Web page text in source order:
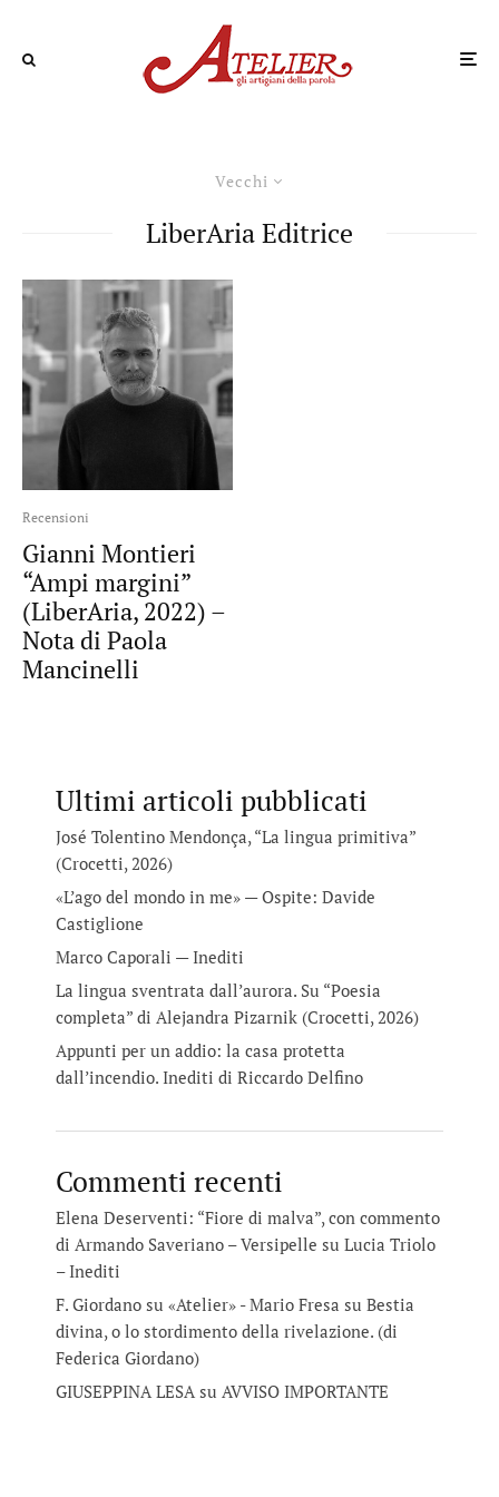
Vecchi
LiberAria Editrice
Recensioni
Gianni Montieri
“Ampi margini”
(LiberAria, 2022) –
Nota di Paola
Mancinelli
Ultimi articoli pubblicati
José Tolentino Mendonça, “La lingua primitiva”
(Crocetti, 2026)
«L’ago del mondo in me» — Ospite: Davide
Castiglione
Marco Caporali — Inediti
La lingua sventrata dall’aurora. Su “Poesia
completa” di Alejandra Pizarnik (Crocetti, 2026)
Appunti per un addio: la casa protetta
dall’incendio. Inediti di Riccardo Delfino
Commenti recenti
Elena Deserventi: “Fiore di malva”, con commento
di Armando Saveriano – Versipelle su Lucia Triolo
– Inediti
F. Giordano su «Atelier» - Mario Fresa su Bestia
divina, o lo stordimento della rivelazione. (di
Federica Giordano)
GIUSEPPINA LESAsu AVVISO IMPORTANTE